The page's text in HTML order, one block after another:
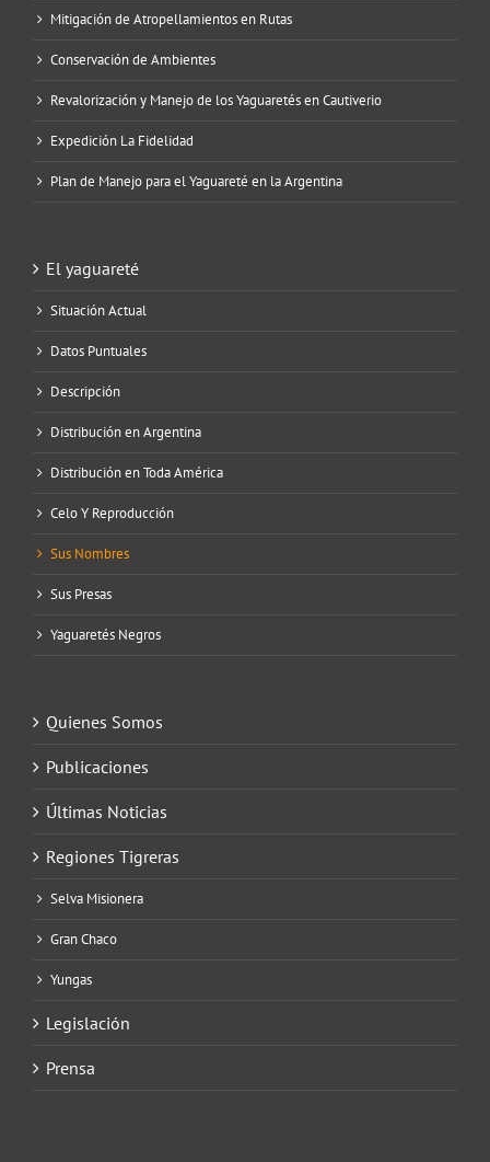
Mitigación de Atropellamientos en Rutas
Conservación de Ambientes
Revalorización y Manejo de los Yaguaretés en Cautiverio
Expedición La Fidelidad
Plan de Manejo para el Yaguareté en la Argentina
El yaguareté
Situación Actual
Datos Puntuales
Descripción
Distribución en Argentina
Distribución en Toda América
Celo Y Reproducción
Sus Nombres
Sus Presas
Yaguaretés Negros
Quienes Somos
Publicaciones
Últimas Noticias
Regiones Tigreras
Selva Misionera
Gran Chaco
Yungas
Legislación
Prensa